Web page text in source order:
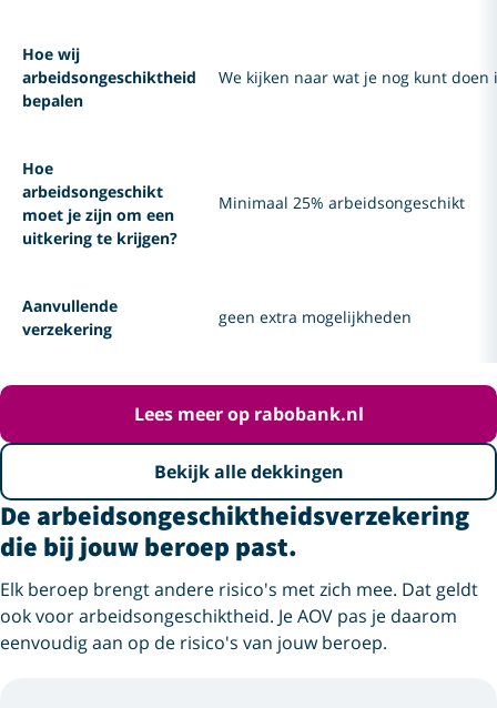
Hoe wij
arbeidsongeschiktheid
bepalen
We kijken naar wat je nog kunt doen
Hoe
arbeidsongeschikt
moet je zijn om een
uitkering te krijgen?
Minimaal 25% arbeidsongeschikt
Aanvullende
verzekering
geen extra mogelijkheden
Lees meer op rabobank.nl
Bekijk alle dekkingen
De arbeids­ongeschiktheids­verzekering
die bij jouw beroep past.
Elk beroep brengt andere risico's met zich mee. Dat geldt
ook voor arbeidsongeschiktheid. Je AOV pas je daarom
eenvoudig aan op de risico's van jouw beroep.